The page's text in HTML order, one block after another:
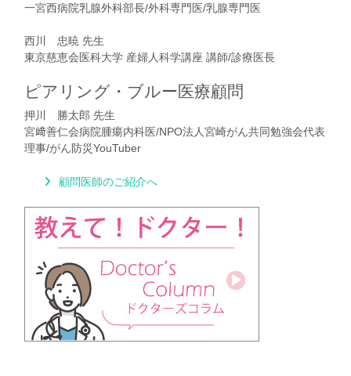
一宮西病院乳腺外科部長/外科専門医/乳腺専門医
西川 忠暁 先生
東京慈恵会医科大学 産婦人科学講座 講師/診療医長
ピアリング・ブルー医療顧問
押川 勝太郎 先生
宮﨑善仁会病院腫瘍内科医/NPO法人宮崎がん共同勉強会代表
理事/がん防災YouTuber
顧問医師のご紹介へ